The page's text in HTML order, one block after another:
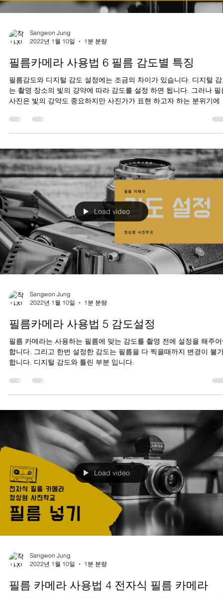
Sangwon Jung
2022년 1월 10일
1분 분량
필름카메라 사용법 6 필름 감도별 특징
필름감도와 디지털 감도 설정에는 조금의 차이가 있습니다. 디지털
는 촬영 장소의 빛의 걍약에 따라 감도를 설정 하면 됩니다. 그러나 필
사진은 빛의 강약도 중요하지만 사진가가 표현 하고자 하는 분위기에
Load video
Sangwon Jung
2022년 1월 10일
1분 분량
필름카메라 사용법 5 감도설정
필름 카메라는 사용하는 필름에 맞는 감도를 촬영 전에 설정을 해주
합니다. 그리고 한번 설정한 감도는 필름을 다 찍을때까지 변경이 불
합니다. 디지털 감도와 틀린 부분 입니다.
Load video
Sangwon Jung
2022년 1월 10일
1분 분량
필름 카메라 사용법 4 전자식 필름 카메라